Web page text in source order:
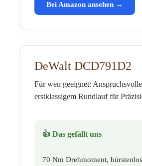
Bei Amazon ansehen →
DeWalt DCD791D2
Für wen geeignet:
erstklassigem Rundlauf für
👍 Das gefällt uns
70 Nm Drehmoment,